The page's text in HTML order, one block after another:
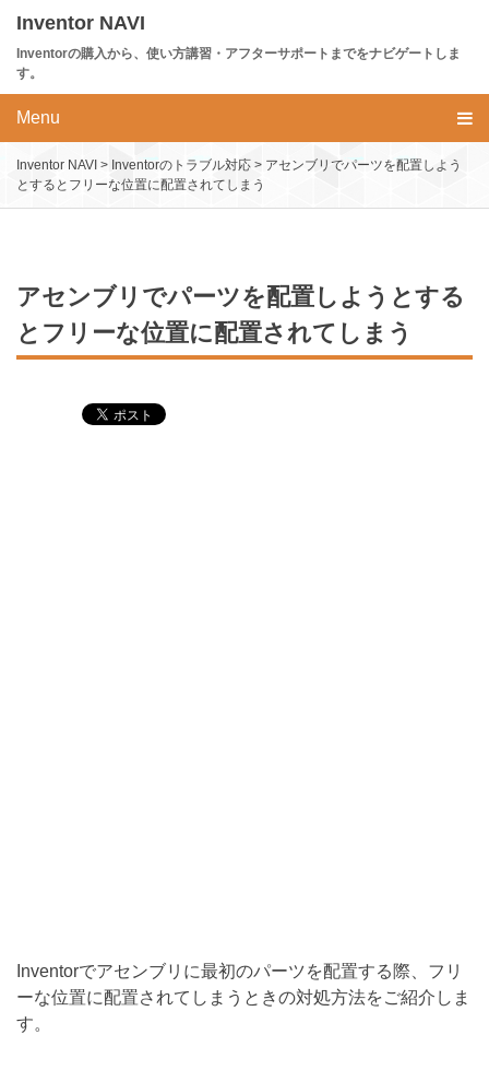
content
Inventor NAVI
Inventorの購入から、使い方講習・アフターサポートまでをナビゲートしま
す。
Menu
Inventor NAVI > Inventorのトラブル対応 > アセンブリでパーツを配置しよう
とするとフリーな位置に配置されてしまう
アセンブリでパーツを配置しようとする
とフリーな位置に配置されてしまう
Inventorでアセンブリに最初のパーツを配置する際、フリ
ーな位置に配置されてしまうときの対処方法をご紹介しま
す。